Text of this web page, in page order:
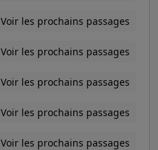
Voir les prochains passages
Voir les prochains passages
Voir les prochains passages
Voir les prochains passages
Voir les prochains passages